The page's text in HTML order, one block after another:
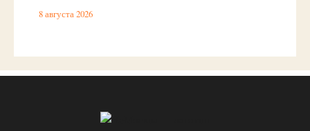
8 августа 2026